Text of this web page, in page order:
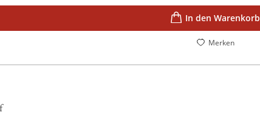
In den Warenkorb
Merken